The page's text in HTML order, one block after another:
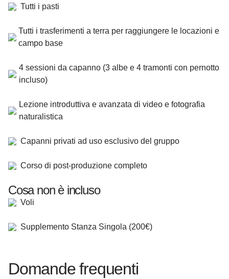
Tutti i pasti
Tutti i trasferimenti a terra per raggiungere le locazioni e
campo base
4 sessioni da capanno (3 albe e 4 tramonti con pernotto
incluso)
Lezione introduttiva e avanzata di video e fotografia
naturalistica
Capanni privati ad uso esclusivo del gruppo
Corso di post-produzione completo
Cosa non è incluso
Voli
Supplemento Stanza Singola (200€)
Domande frequenti